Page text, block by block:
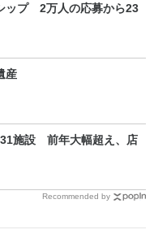
ップ 2万人の応募から23
産
施設 前年大幅超え、店
Recommended by